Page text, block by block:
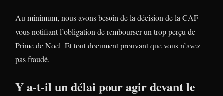
Au minimum, nous avons besoin de la décision de la CAF
vous notifiant l’obligation de rembourser un trop perçu de
Prime de Noel. Et tout document prouvant que vous n’avez
pas fraudé.
Y a-t-il un délai pour agir devant le